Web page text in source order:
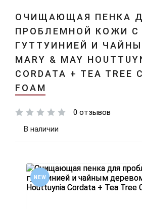
ОЧИЩАЮЩАЯ ПЕНКА
ПРОБЛЕМНОЙ КОЖИ С
ГУТТУИНИЕЙ И
MARY & MAY
CORDATA + TEA TREE
FOAM
0 отзывов
В наличии
NEW